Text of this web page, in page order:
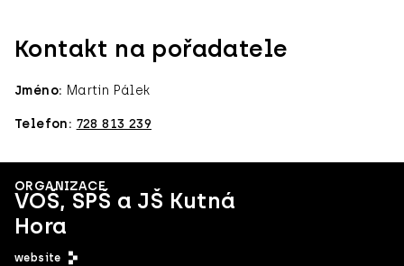
Kontakt na pořadatele
Jméno: Martin Pálek
Telefon: 728 813 239
ORGANIZACE
VOŠ, SPŠ a JŠ Kutná
Hora
website